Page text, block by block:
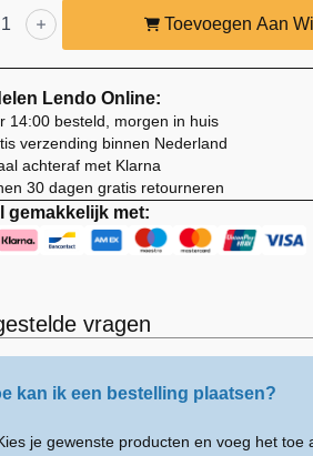
Toevoegen Aan
Lendo Online:
14:00 besteld, morgen in huis
verzending binnen Nederland
achteraf met Klarna
30 dagen gratis retourneren
gemakkelijk met:
vragen
kan ik een bestelling plaatsen?
je gewenste producten en voeg het toe